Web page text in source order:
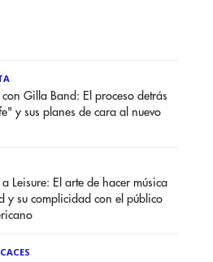
con Gilla Band: El proceso detrás
y sus planes de cara al nuevo
a Leisure: El arte de hacer música
y su complicidad con el público